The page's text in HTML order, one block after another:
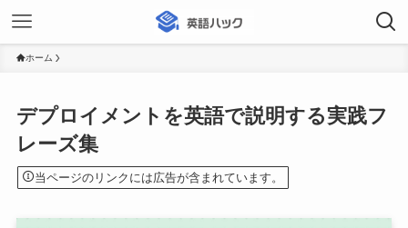
ホーム
デプロイメントを英語で説明する実践フ
レーズ集
当ページのリンクには広告が含まれています。